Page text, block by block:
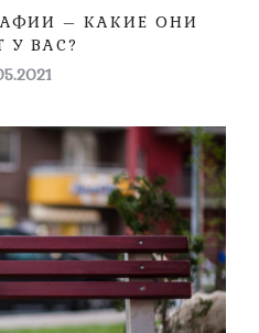
– КАКИЕ ОНИ
У ВАС?